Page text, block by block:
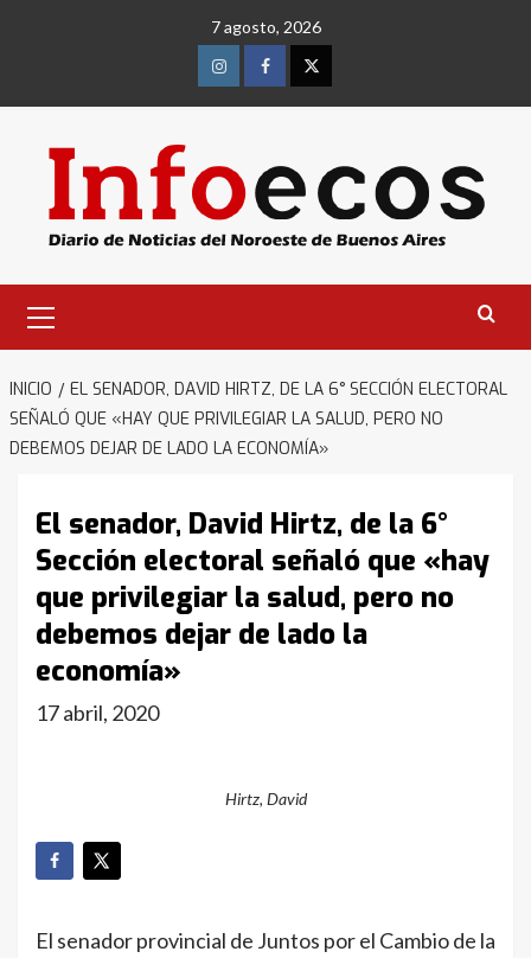
7 agosto, 2026
InstagramFacebookTwitter
primario
INICIO
EL SENADOR, DAVID HIRTZ, DE LA 6° SECCIÓN ELECTORAL
SEÑALÓ QUE «HAY QUE PRIVILEGIAR LA SALUD, PERO NO
DEBEMOS DEJAR DE LADO LA ECONOMÍA»
El senador, David Hirtz, de la 6°
Sección electoral señaló que «hay
que privilegiar la salud, pero no
debemos dejar de lado la
economía»
17 abril, 2020
Hirtz, David
El senador provincial de Juntos por el Cambio de la